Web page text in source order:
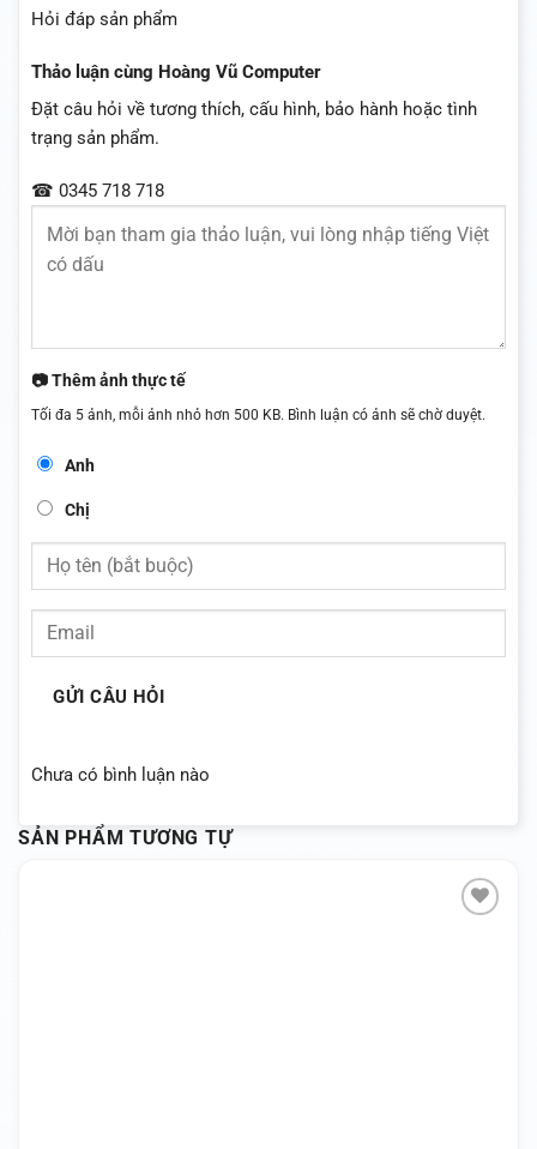
Hỏi đáp sản phẩm
Thảo luận cùng Hoàng Vũ Computer
Đặt câu hỏi về tương thích, cấu hình, bảo hành hoặc tình
trạng sản phẩm.
☎ 0345 718 718
📷 Thêm ảnh thực tế
Tối đa 5 ảnh, mỗi ảnh nhỏ hơn 500 KB. Bình luận có ảnh sẽ chờ duyệt.
Anh
Chị
GỬI CÂU HỎI
Chưa có bình luận nào
SẢN PHẨM TƯƠNG TỰ